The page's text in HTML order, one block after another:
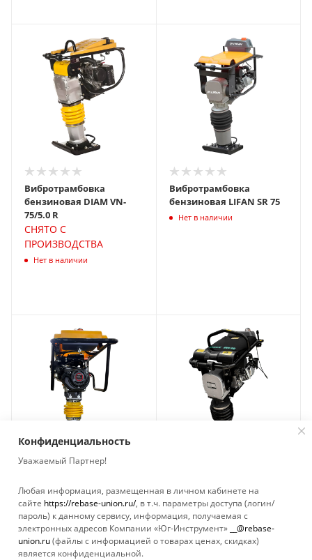
Вибротрамбовка
бензиновая DIAM VN-
75/5.0 R
СНЯТО С
ПРОИЗВОДСТВА
Нет в наличии
Вибротрамбовка
бензиновая LIFAN SR 75
Нет в наличии
бензиновая TOR HCR-80
Loncin
Нет в наличии
NVR 80
СНЯТО С
ПРОИЗВОДСТВА
Нет в наличии
Конфиденциальность
Уважаемый Партнер!
Любая информация, размещенная в личном кабинете на
сайте https://rebase-union.ru/, в т.ч. параметры доступа (логин/
пароль) к данному сервису, информация, получаемая с
электронных адресов Компании «Юг-Инструмент»
__@rebase-
union.ru(файлы с информацией о товарах ценах, скидках)
является конфиденциальной.